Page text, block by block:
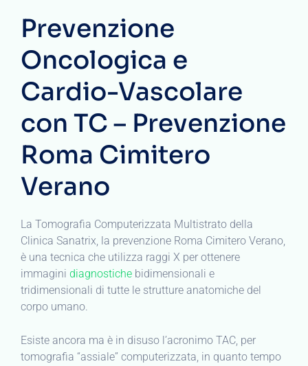
Prevenzione
Oncologica e
Cardio-Vascolare
con TC – Prevenzione
Roma Cimitero
Verano
La Tomografia Computerizzata Multistrato della
Clinica Sanatrix, la prevenzione Roma Cimitero Verano,
è una tecnica che utilizza raggi X per ottenere
immagini diagnostiche bidimensionali e
tridimensionali di tutte le strutture anatomiche del
corpo umano.
Esiste ancora ma è in disuso l’acronimo TAC, per
tomografia “assiale” computerizzata, in quanto tempo